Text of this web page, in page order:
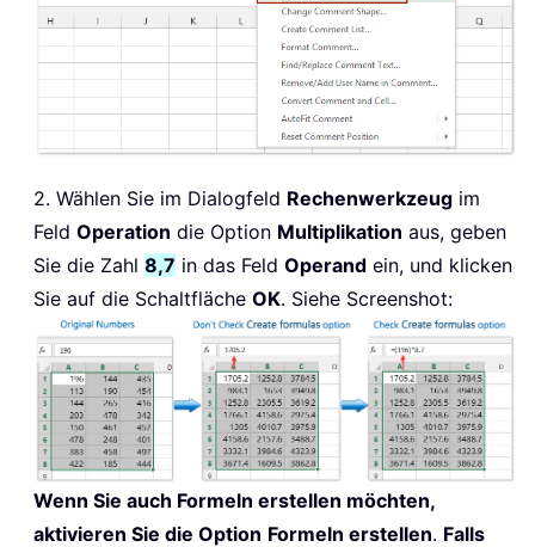
2. Wählen Sie im Dialogfeld Rechenwerkzeug im
Feld Operation die Option Multiplikation aus, geben
Sie die Zahl 8,7 in das Feld Operand ein, und klicken
Sie auf die Schaltfläche OK. Siehe Screenshot:
Wenn Sie auch Formeln erstellen möchten,
aktivieren Sie die Option Formeln erstellen. Falls